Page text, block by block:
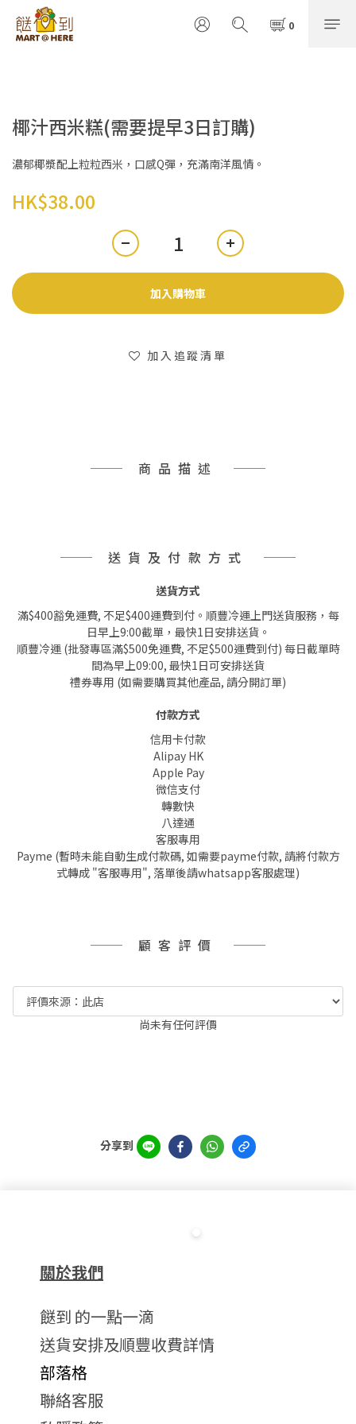
椰汁西米糕(需要提早3日訂購)
濃郁椰漿配上粒粒西米，口感Q彈，充滿南洋風情。
HK$38.00
加入購物車
加入追蹤清單
商品描述
送貨及付款方式
送貨方式
滿$400豁免運費, 不足$400運費到付。順豐冷運上門送貨服務，每
日早上9:00截單，最快1日安排送貨。
順豐冷運 (批發專區滿$500免運費, 不足$500運費到付) 每日截單時
間為早上09:00, 最快1日可安排送貨
禮券專用 (如需要購買其他產品, 請分開訂單)
付款方式
信用卡付款
Alipay HK
Apple Pay
微信支付
轉數快
八達通
客服專用
Payme (暫時未能自動生成付款碼, 如需要payme付款, 請將付款方
式轉成 "客服專用", 落單後請whatsapp客服處理)
顧客評價
尚未有任何評價
分享到
關於我們
餸到 的一點一滴
送貨安排及順豐收費詳情
部落格
聯絡客服